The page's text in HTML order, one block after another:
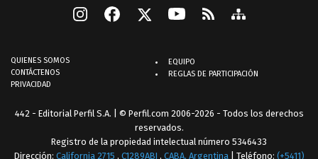
QUIENES SOMOS
CONTÁCTENOS
PRIVACIDAD
EQUIPO
REGLAS DE PARTICIPACIÓN
442 - Editorial Perfil S.A. | © Perfil.com 2006-2026 - Todos los derechos
reservados.
Registro de la propiedad intelectual número 5346433
Dirección: California 2715 , C1289ABI , CABA, Argentina | Teléfono: (+5411)